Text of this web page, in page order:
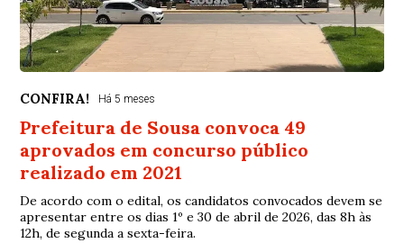
CONFIRA! Há 5 meses
Prefeitura de Sousa convoca 49
aprovados em concurso público
realizado em 2021
De acordo com o edital, os candidatos convocados devem se
apresentar entre os dias 1º e 30 de abril de 2026, das 8h às
12h, de segunda a sexta-feira.